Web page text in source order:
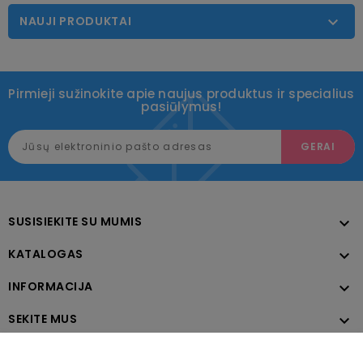
NAUJI PRODUKTAI 
Pirmieji sužinokite apie naujus produktus ir specialius
pasiūlymus!
SUSISIEKITE SU MUMIS 
KATALOGAS 
INFORMACIJA 
SEKITE MUS 